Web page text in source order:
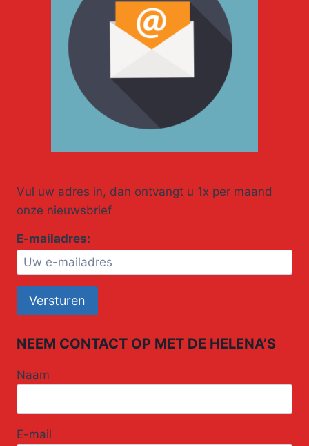
Vul uw adres in, dan ontvangt u 1x per maand
onze nieuwsbrief
E-mailadres:
NEEM CONTACT OP MET DE HELENA’S
Naam
E-mail